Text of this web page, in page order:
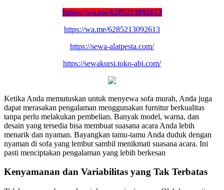
https://wa.me/6285213092613
https://wa.me/6285213092613
https://sewa-alatpesta.com/
https://sewakursi.toko-abi.com/
Ketika Anda memutuskan untuk menyewa sofa murah, Anda juga
dapat merasakan pengalaman menggunakan furnitur berkualitas
tanpa perlu melakukan pembelian. Banyak model, warna, dan
desain yang tersedia bisa membuat suasana acara Anda lebih
menarik dan nyaman. Bayangkan tamu-tamu Anda duduk dengan
nyaman di sofa yang lembut sambil menikmati suasana acara. Ini
pasti menciptakan pengalaman yang lebih berkesan
Kenyamanan dan Variabilitas yang Tak Terbatas